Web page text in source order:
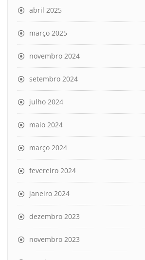
abril 2025
março 2025
novembro 2024
setembro 2024
julho 2024
maio 2024
março 2024
fevereiro 2024
janeiro 2024
dezembro 2023
novembro 2023